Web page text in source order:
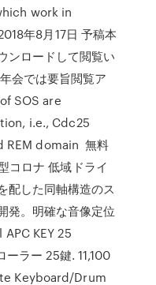
work in
年8月17日 予稿本
ンロードして閲覧い
会では要旨閲覧ア
SOS are
i.e., Cdc25
REM domain 無料
コロナ 低域ドライ
配した同軸構造のス
発。明確な音像定位
KEY 25
ラー 25鍵. 11,100
Keyboard/Drum